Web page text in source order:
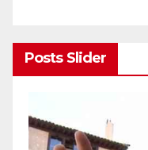
Posts Slider